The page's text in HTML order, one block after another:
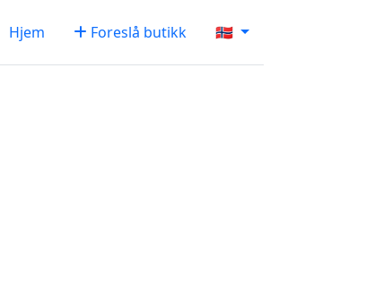
Hjem Foreslå butikk 🇳🇴